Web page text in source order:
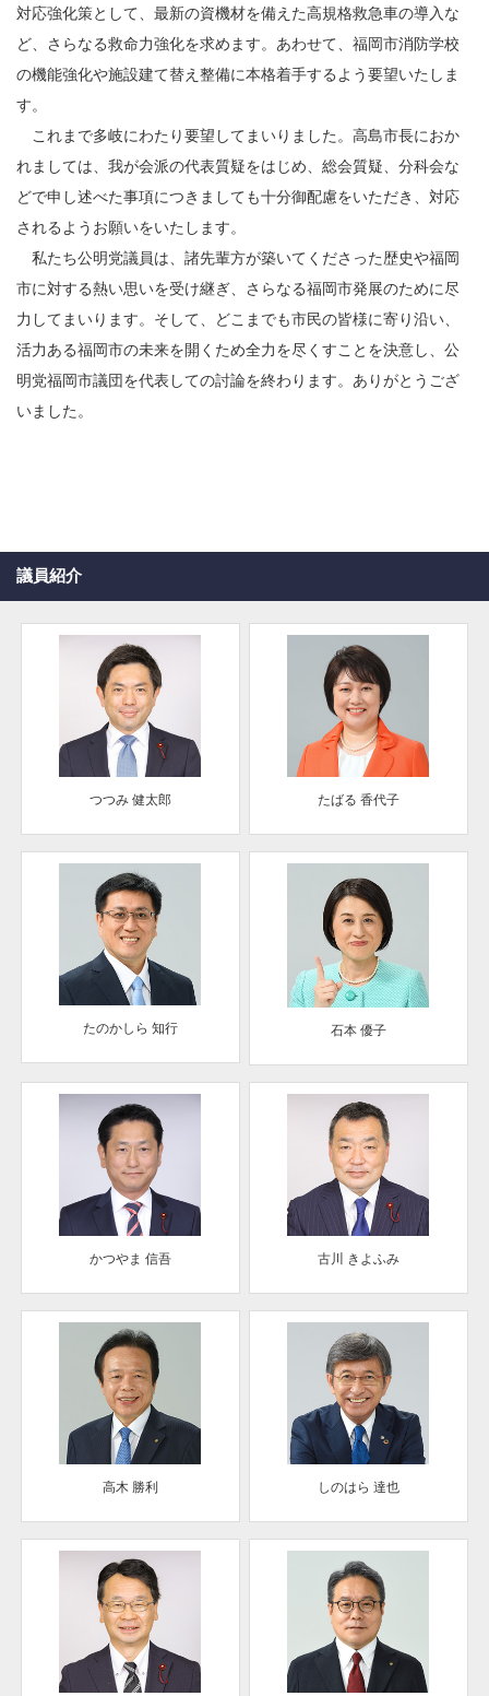
対応強化策として、最新の資機材を備えた高規格救急車の導入な
ど、さらなる救命力強化を求めます。あわせて、福岡市消防学校
の機能強化や施設建て替え整備に本格着手するよう要望いたしま
す。
これまで多岐にわたり要望してまいりました。高島市長におか
れましては、我が会派の代表質疑をはじめ、総会質疑、分科会な
どで申し述べた事項につきましても十分御配慮をいただき、対応
されるようお願いをいたします。
私たち公明党議員は、諸先輩方が築いてくださった歴史や福岡
市に対する熱い思いを受け継ぎ、さらなる福岡市発展のために尽
力してまいります。そして、どこまでも市民の皆様に寄り沿い、
活力ある福岡市の未来を開くため全力を尽くすことを決意し、公
明党福岡市議団を代表しての討論を終わります。ありがとうござ
いました。
議員紹介
つつみ 健太郎 たばる 香代子
たのかしら 知行 石本 優子
かつやま 信吾 古川 きよふみ
高木 勝利 しのはら 達也